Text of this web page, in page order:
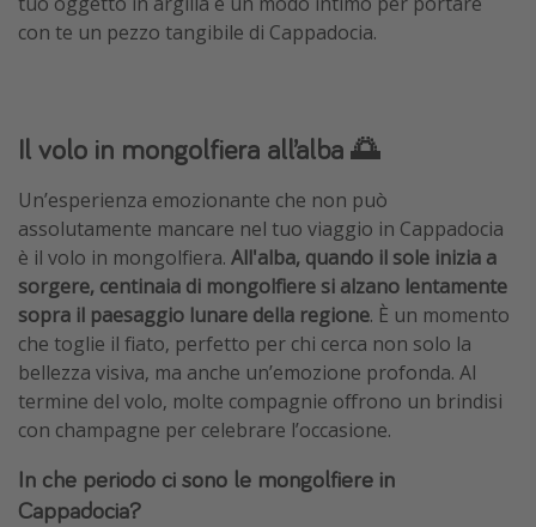
con te un pezzo tangibile di Cappadocia.
Il volo in mongolfiera all’alba 🌅
Un’esperienza emozionante che non può
assolutamente mancare nel tuo viaggio in Cappadocia
è il volo in mongolfiera. All'alba, quando il sole inizia a
sorgere, centinaia di mongolfiere si alzano lentamente
sopra il paesaggio lunare della regione. È un momento
che toglie il fiato, perfetto per chi cerca non solo la
bellezza visiva, ma anche un’emozione profonda. Al
termine del volo, molte compagnie offrono un brindisi
con champagne per celebrare l’occasione.
In che periodo ci sono le mongolfiere in
Cappadocia?